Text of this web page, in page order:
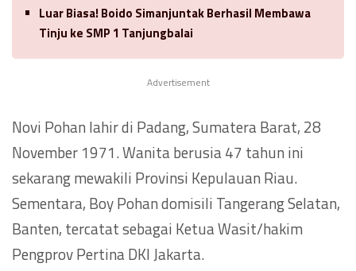
Luar Biasa! Boido Simanjuntak Berhasil Membawa
Tinju ke SMP 1 Tanjungbalai
Advertisement
Novi Pohan lahir di Padang, Sumatera Barat, 28
November 1971. Wanita berusia 47 tahun ini
sekarang mewakili Provinsi Kepulauan Riau.
Sementara, Boy Pohan domisili Tangerang Selatan,
Banten, tercatat sebagai Ketua Wasit/hakim
Pengprov Pertina DKI Jakarta.